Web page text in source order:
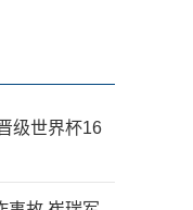
级世界杯16